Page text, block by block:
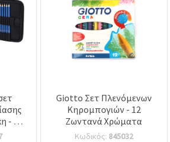
- 32
Giotto Σετ Πλενόμενων
Κηρομπογιών - 12
Ζωντανά Χρώματα
Κωδικός: 845032